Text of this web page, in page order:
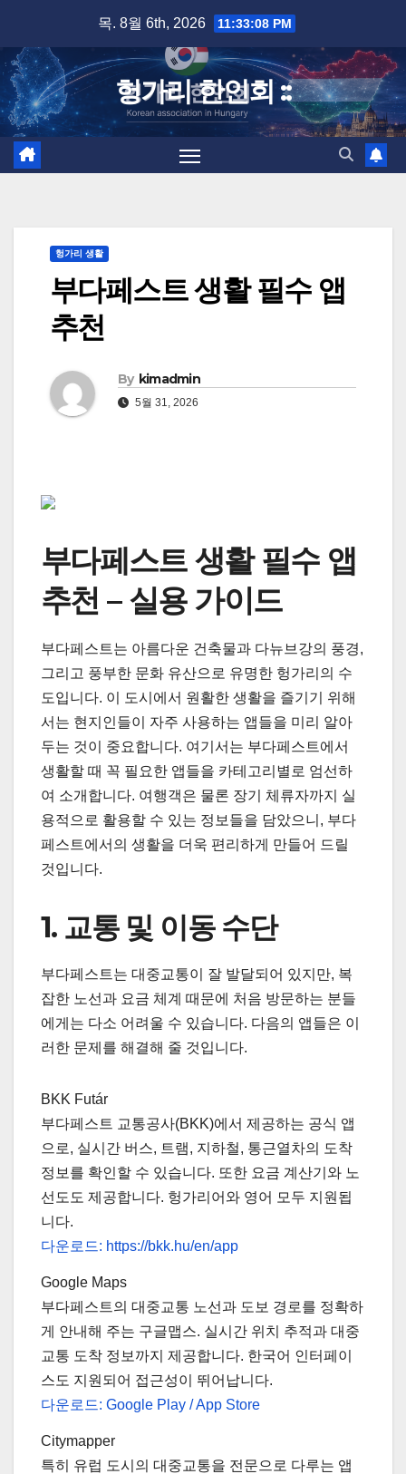
content
목. 8월 6th, 2026 11:33:09 PM
헝가리 한인회 ::
헝가리 생활
부다페스트 생활 필수 앱
추천
By kimadmin
5월 31, 2026
부다페스트 생활 필수 앱
추천 – 실용 가이드
부다페스트는 아름다운 건축물과 다뉴브강의 풍경,
그리고 풍부한 문화 유산으로 유명한 헝가리의 수
도입니다. 이 도시에서 원활한 생활을 즐기기 위해
서는 현지인들이 자주 사용하는 앱들을 미리 알아
두는 것이 중요합니다. 여기서는 부다페스트에서
생활할 때 꼭 필요한 앱들을 카테고리별로 엄선하
여 소개합니다. 여행객은 물론 장기 체류자까지 실
용적으로 활용할 수 있는 정보들을 담았으니, 부다
페스트에서의 생활을 더욱 편리하게 만들어 드릴
것입니다.
1. 교통 및 이동 수단
부다페스트는 대중교통이 잘 발달되어 있지만, 복
잡한 노선과 요금 체계 때문에 처음 방문하는 분들
에게는 다소 어려울 수 있습니다. 다음의 앱들은 이
러한 문제를 해결해 줄 것입니다.
BKK Futár
부다페스트 교통공사(BKK)에서 제공하는 공식 앱
으로, 실시간 버스, 트램, 지하철, 통근열차의 도착
정보를 확인할 수 있습니다. 또한 요금 계산기와 노
선도도 제공합니다. 헝가리어와 영어 모두 지원됩
니다.
다운로드: https://bkk.hu/en/app
Google Maps
부다페스트의 대중교통 노선과 도보 경로를 정확하
게 안내해 주는 구글맵스. 실시간 위치 추적과 대중
교통 도착 정보까지 제공합니다. 한국어 인터페이
스도 지원되어 접근성이 뛰어납니다.
다운로드: Google Play / App Store
Citymapper
특히 유럽 도시의 대중교통을 전문으로 다루는 앱